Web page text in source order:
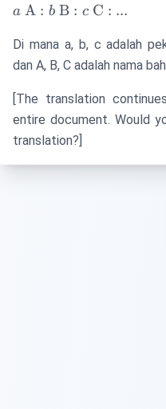
a
A} : b
\text{
\text{
C} :
...
a A : bB : cC : ...
Di mana a, b, c adalah
dan A, B, C adalah nama
[The translation
entire document. Would
translation?]